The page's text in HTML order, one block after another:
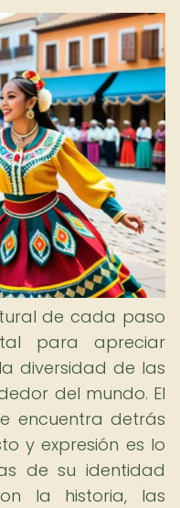
de cada paso
para apreciar
diversidad de las
del mundo. El
encuentra detrás
y expresión es lo
de su identidad
la historia, las